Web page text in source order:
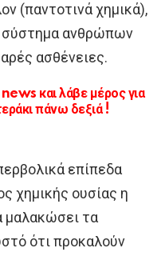
(παντοτινά χημικά),
σύστημα ανθρώπων
ασθένειες.
και λάβε μέρος για
πάνω δεξιά !
επίπεδα
χημικής ουσίας η
μαλακώσει τα
ότι προκαλούν